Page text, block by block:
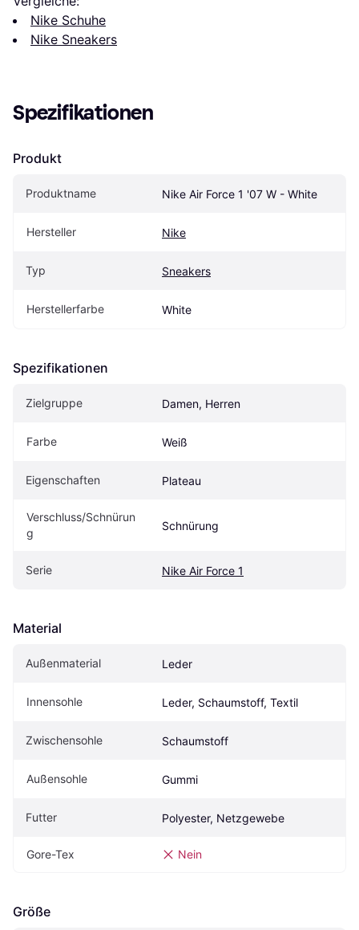
Nike Schuhe
Nike Sneakers
Spezifikationen
Produkt
Produktname Nike Air Force 1 '07 W - White
Hersteller Nike
Typ Sneakers
Herstellerfarbe White
Spezifikationen
Zielgruppe Damen, Herren
Farbe Weiß
Eigenschaften Plateau
Verschluss/Schnürun
g
Schnürung
Serie Nike Air Force 1
Material
Außenmaterial Leder
Innensohle Leder, Schaumstoff, Textil
Zwischensohle Schaumstoff
Außensohle Gummi
Futter Polyester, Netzgewebe
Gore-Tex Nein
Größe